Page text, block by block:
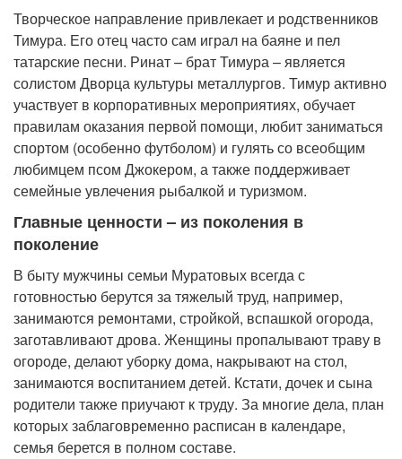
Творческое направление привлекает и родственников
Тимура. Его отец часто сам играл на баяне и пел
татарские песни. Ринат – брат Тимура – является
солистом Дворца культуры металлургов. Тимур активно
участвует в корпоративных мероприятиях, обучает
правилам оказания первой помощи, любит заниматься
спортом (особенно футболом) и гулять со всеобщим
любимцем псом Джокером, а также поддерживает
семейные увлечения рыбалкой и туризмом.
Главные ценности – из поколения в
поколение
В быту мужчины семьи Муратовых всегда с
готовностью берутся за тяжелый труд, например,
занимаются ремонтами, стройкой, вспашкой огорода,
заготавливают дрова. Женщины пропалывают траву в
огороде, делают уборку дома, накрывают на стол,
занимаются воспитанием детей. Кстати, дочек и сына
родители также приучают к труду. За многие дела, план
которых заблаговременно расписан в календаре,
семья берется в полном составе.